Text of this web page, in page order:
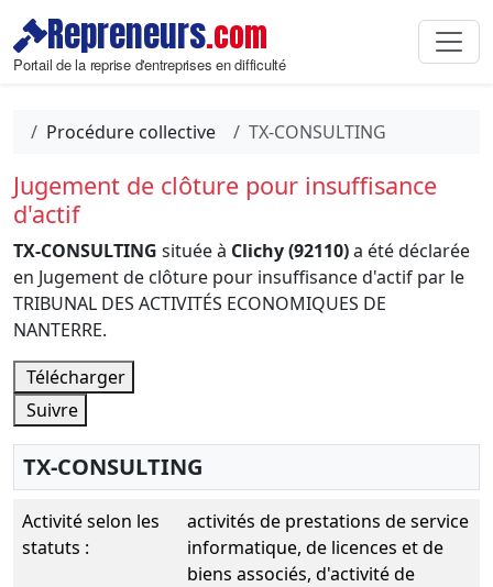
Repreneurs.com
Portail de la reprise d'entreprises en difficulté
Procédure collective TX-CONSULTING
Jugement de clôture pour insuffisance
d'actif
TX-CONSULTING située à Clichy (92110)a été déclarée
en Jugement de clôture pour insuffisance d'actif par le
TRIBUNAL DES ACTIVITÉS ECONOMIQUES DE
NANTERRE.
Télécharger
Suivre
TX-CONSULTING
Activité selon les
statuts :
activités de prestations de service
informatique, de licences et de
biens associés, d'activité de